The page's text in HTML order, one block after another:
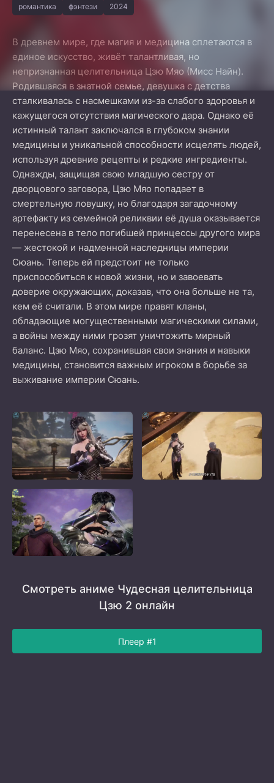
романтика
фэнтези 2024
В древнем мире, где магия и медицина сплетаются в
единое искусство, живёт талантливая, но
непризнанная целительница Цзю Мяо (Мисс Найн).
Родившаяся в знатной семье, девушка с детства
сталкивалась с насмешками из-за слабого здоровья и
кажущегося отсутствия магического дара. Однако её
истинный талант заключался в глубоком знании
медицины и уникальной способности исцелять людей,
используя древние рецепты и редкие ингредиенты.
Однажды, защищая свою младшую сестру от
дворцового заговора, Цзю Мяо попадает в
смертельную ловушку, но благодаря загадочному
артефакту из семейной реликвии её душа оказывается
перенесена в тело погибшей принцессы другого мира
— жестокой и надменной наследницы империи
Сюань. Теперь ей предстоит не только
приспособиться к новой жизни, но и завоевать
доверие окружающих, доказав, что она больше не та,
кем её считали. В этом мире правят кланы,
обладающие могущественными магическими силами,
а войны между ними грозят уничтожить мирный
баланс. Цзю Мяо, сохранившая свои знания и навыки
медицины, становится важным игроком в борьбе за
выживание империи Сюань.
Смотреть аниме Чудесная целительница
Цзю 2 онлайн
Плеер #1